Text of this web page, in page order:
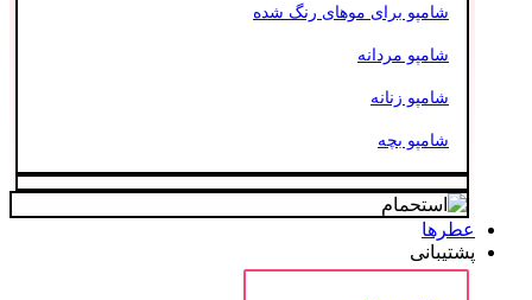
شامپو برای موهای رنگ شده
شامپو مردانه
شامپو زنانه
شامپو بچه
عطرها
پشتیبانی